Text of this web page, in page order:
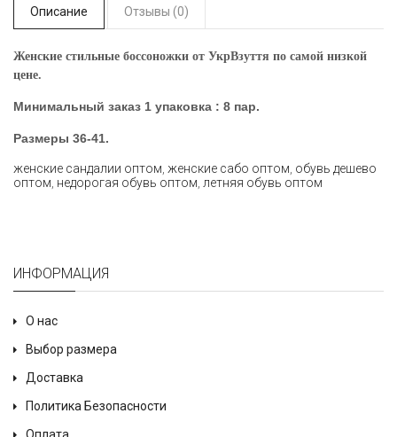
Описание Отзывы (0)
Женские стильные боссоножки от УкрВзуття по самой низкой
цене.
Минимальный заказ 1 упаковка : 8 пар.
Размеры 36-41.
женские сандалии оптом женские сабо оптом обувь дешево
оптом недорогая обувь оптом летняя обувь оптом
ИНФОРМАЦИЯ
О нас
Выбор размера
Доставка
Политика Безопасности
Оплата